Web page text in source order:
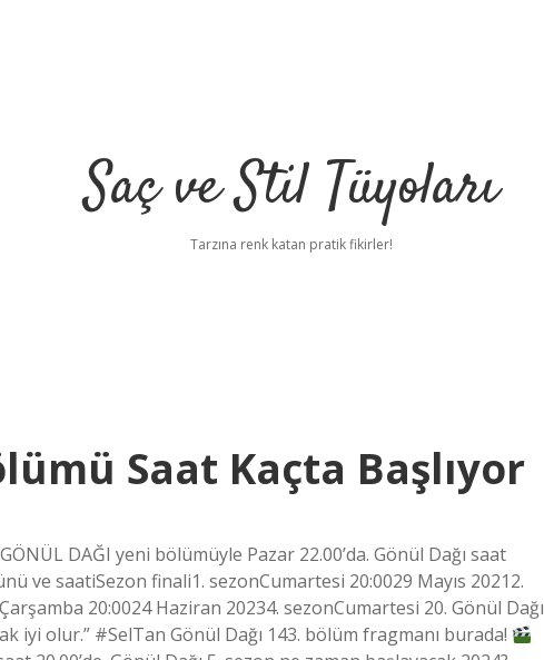
Saç ve Stil Tüyoları
Tarzına renk katan pratik fikirler!
Saat Kaçta Başlıyor
DAĞI yeni bölümüyle Pazar 22.00’da. Gönül Dağı saat
ve saatiSezon finali1. sezonCumartesi 20:0029 Mayıs 20212.
20:0024 Haziran 20234. sezonCumartesi 20. Gönül Dağı
iyi olur.” #SelTan Gönül Dağı 143. bölüm fragmanı burada!